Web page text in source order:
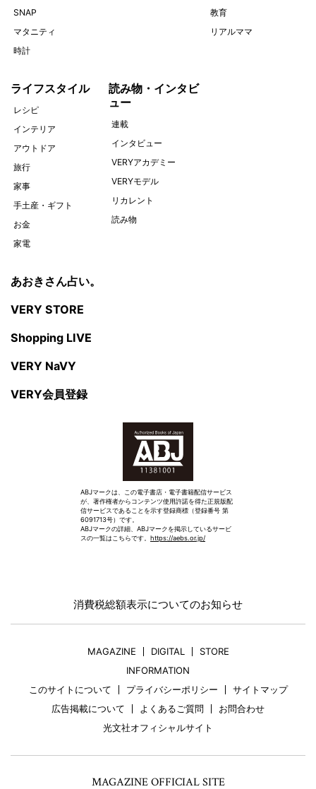
SNAP
マタニティ
時計
教育
リアルママ
ライフスタイル
レシピ
インテリア
アウトドア
旅行
家事
手土産・ギフト
お金
家電
読み物・インタビ
ュー
連載
インタビュー
VERYアカデミー
VERYモデル
リカレント
読み物
あおきさん占い。
VERY STORE
Shopping LIVE
VERY NaVY
VERY会員登録
ABJマークは、この電子書店・電子書籍配信サービス
が、著作権者からコンテンツ使用許諾を得た正規版配
信サービスであることを示す登録商標（登録番号 第
6091713号）です。
ABJマークの詳細、ABJマークを掲示しているサービ
スの一覧はこちらです。 https://aebs.or.jp/
消費税総額表示についてのお知らせ
MAGAZINE DIGITAL
STORE
INFORMATION
このサイトについて
プライバシーポリシー
サイトマップ
広告掲載について
よくあるご質問
お問合わせ
光文社オフィシャルサイト
MAGAZINE OFFICIAL SITE